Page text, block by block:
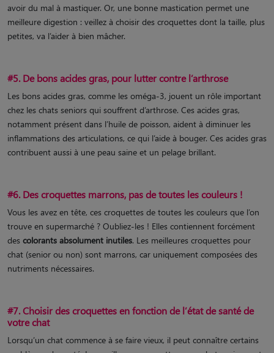
avoir du mal à mastiquer. Or, une bonne mastication permet une
meilleure digestion : veillez à choisir des croquettes dont la taille, plus
petites, va l’aider à bien mâcher.
#5. De bons acides gras, pour lutter contre l’arthrose
Les bons acides gras, comme les oméga-3, jouent un rôle important
chez les chats seniors qui souffrent d’arthrose. Ces acides gras,
notamment présent dans l’huile de poisson, aident à diminuer les
inflammations des articulations, ce qui l’aide à bouger. Ces acides gras
contribuent aussi à une peau saine et un pelage brillant.
#6. Des croquettes marrons, pas de toutes les couleurs !
Vous les avez en tête, ces croquettes de toutes les couleurs que l’on
trouve en supermarché ? Oubliez-les ! Elles contiennent forcément
des colorants absolument inutiles. Les meilleures croquettes pour
chat (senior ou non) sont marrons, car uniquement composées des
nutriments nécessaires.
#7. Choisir des croquettes en fonction de l’état de santé de
votre chat
Lorsqu’un chat commence à se faire vieux, il peut connaître certains